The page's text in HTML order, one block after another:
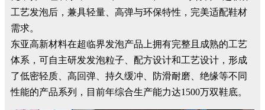
工艺发泡后，兼具轻量、高弹与环保特性，完美适配鞋材
需求。
东亚高新材料在超临界发泡产品上拥有完整且成熟的工艺
体系，可自主研发发泡粒子、配方设计和工艺设计，形成
了低密轻质、高回弹、持久缓冲、防滑耐磨、绝缘等不同
性能的产品系列，目前年综合生产能力达1500万双鞋底。